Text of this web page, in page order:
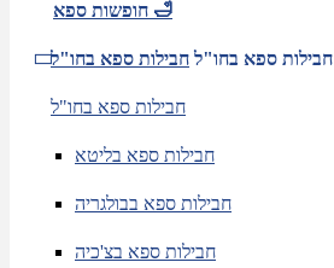
חופשות ספא 🛁
חבילות ספא בחו"ל חבילות ספא בחו"ל
חבילות ספא בחו"ל
חבילות ספא בליטא
חבילות ספא בבולגריה
חבילות ספא בצ'כיה